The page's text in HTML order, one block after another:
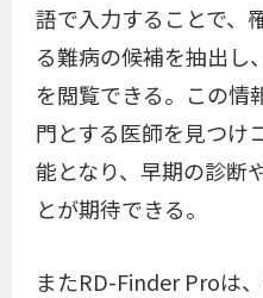
語で入力することで、
る難病の候補を抽出し
を閲覧できる。この情
門とする医師を見つけ
能となり、早期の診断
とが期待できる。
またRD-Finder Proは